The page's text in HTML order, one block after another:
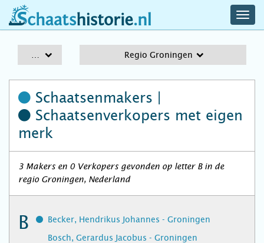
schaatshistorie.nl
Regio Groningen
Schaatsenmakers |
Schaatsenverkopers met eigen
merk
3 Makers en 0 Verkopers gevonden op letter B in de
regio Groningen, Nederland
B
Becker, Hendrikus Johannes - Groningen
Bosch, Gerardus Jacobus - Groningen